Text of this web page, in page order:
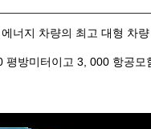
너지 차량의 최고 대형 차
방미터이고 3, 000 항공모